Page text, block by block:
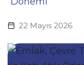
22 Mayıs 2026